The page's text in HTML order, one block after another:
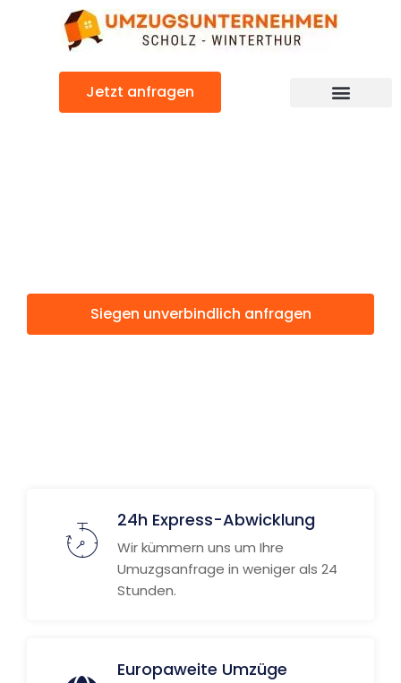
Jetzt anfragen
Siegen unverbindlich anfragen
24h Express-Abwicklung
Wir kümmern uns um Ihre
Umuzgsanfrage in weniger als 24
Stunden.
Europaweite Umzüge